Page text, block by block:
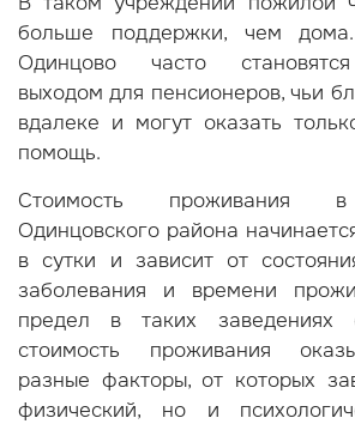
больше поддержки, чем
Одинцово часто
выходом для пенсионеров, чьи
вдалеке и могут оказать
помощь.
Стоимость проживания в
Одинцовского района
в сутки и зависит от
заболевания и времени
предел в таких заведениях
стоимость проживания
разные факторы, от которых
физический, но и